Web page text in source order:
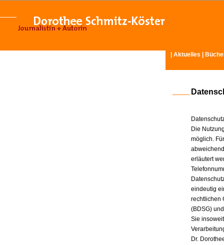
Aktuelles
Die
möglich.
erläutert
eindeutig
rechtlichen
(BDSG)
Sie
Dr.